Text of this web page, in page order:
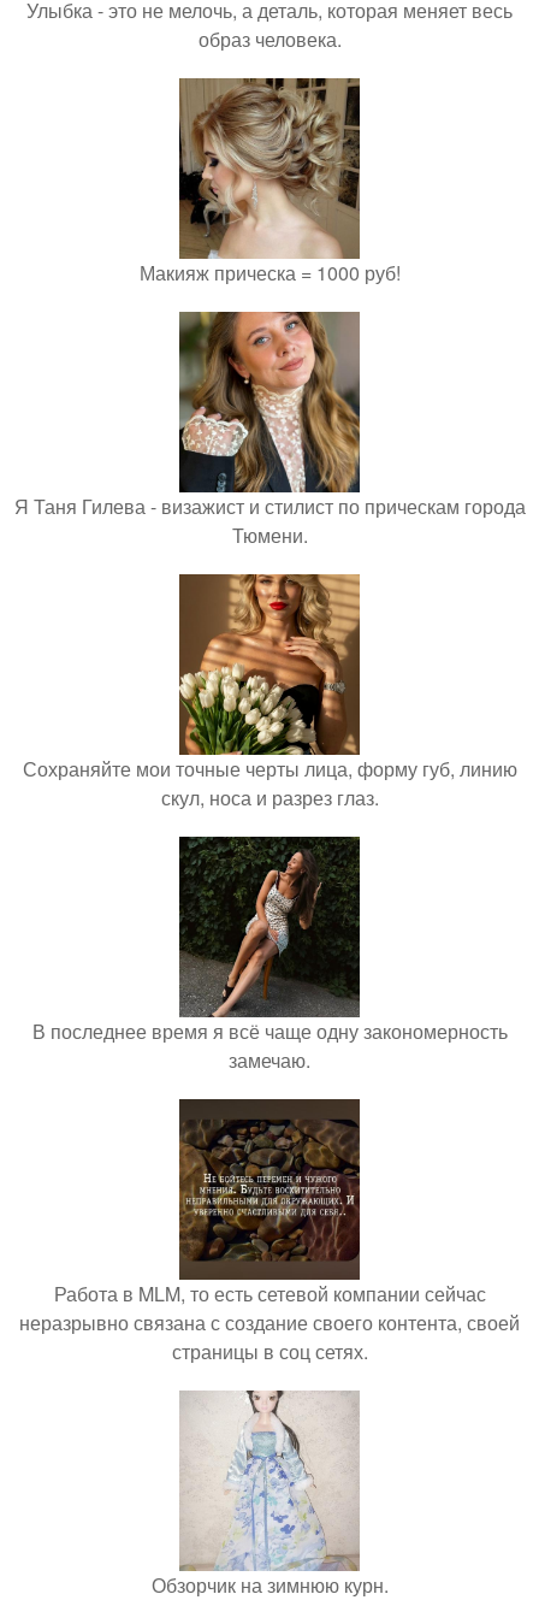
Улыбка - это не мелочь, а деталь, которая меняет весь
образ человека.
Макияж прическа = 1000 руб!
Я Таня Гилева - визажист и стилист по прическам города
Тюмени.
Сохраняйте мои точные черты лица, форму губ, линию
скул, носа и разрез глаз.
В последнее время я всё чаще одну закономерность
замечаю.
Работа в MLM, то есть сетевой компании сейчас
неразрывно связана с создание своего контента, своей
страницы в соц сетях.
Обзорчик на зимнюю курн.